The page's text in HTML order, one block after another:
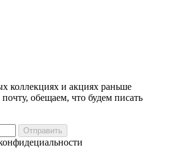
коллекциях и акциях раньше
обещаем, что будем писать
Отправить